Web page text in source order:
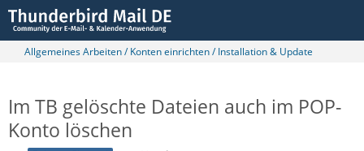
Allgemeines Arbeiten / Konten einrichten / Installation & Update
Im TB gelöschte Dateien auch im POP-
Konto löschen